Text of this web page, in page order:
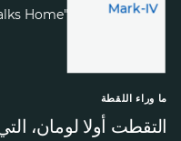
ما وراء اللقطة
التقطت أولا لومان،